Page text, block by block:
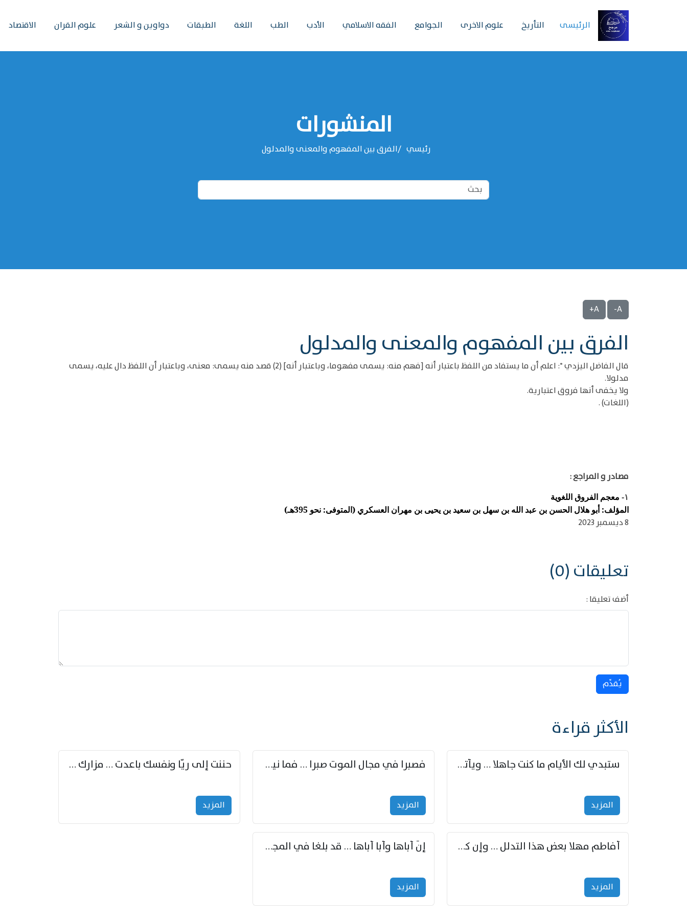
الرئیسی التأريخ علوم الاخرى الجوامع الفقه الاسلامي الأدب الطب اللغة الطبقات دواوين و الشعر علوم القران الاقتصاد
المنشورات
رئيسي الفرق بين المفهوم والمعنى والمدلول
A-
A+
الفرق بين المفهوم والمعنى والمدلول
قال الفاضل اليزدي *: اعلم أن ما يستفاد من اللفظ باعتبار أنه [فهم منه: يسمى مفهوما، وباعتبار أنه] (2) قصد منه يسمى: معنى، وباعتبار أن اللفظ دال عليه، يسمى
مدلولا.
ولا يخفى أنها فروق اعتبارية.
(اللغات) .
مصادر و المراجع :
١-
معجم الفروق اللغوية
المؤلف: أبو هلال الحسن بن عبد الله بن سهل بن سعيد بن يحيى بن مهران العسكري (المتوفى: نحو 395هـ)
8 ديسمبر 2023
تعليقات (0)
أضف تعليقا :
يُقدِّم
الأكثر قراءة
ستبدي لك الأيام ما كنت جاهلا … ويأتيك بالأخبار من لم تزوّد
المزید
فصبرا في مجال الموت صبرا … فما نيل الخلود بمستطاع
المزید
حننت إلى ريّا ونفسك باعدت … مزارك من ريّا وشعباكما معا
المزید
أفاطم مهلا بعض هذا التدلل … وإن كنت قد أزمعت صرمي فأجملي
المزید
إنّ أباها وأبا أباها … قد بلغا في المجد غايتاها
المزید